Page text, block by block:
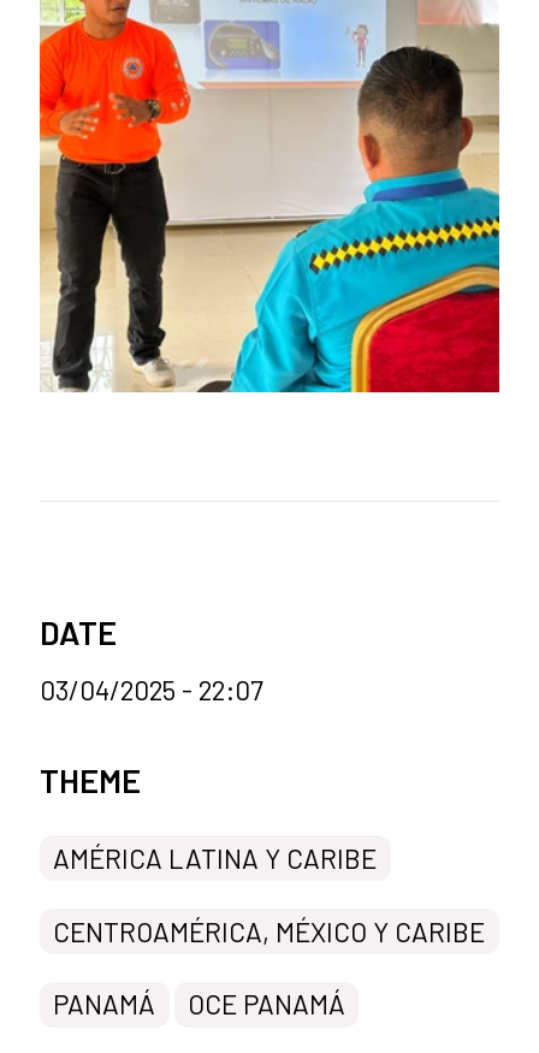
DATE
03/04/2025 - 22:07
News categories
THEME
AMÉRICA LATINA Y CARIBE
CENTROAMÉRICA, MÉXICO Y CARIBE
PANAMÁ OCE PANAMÁ